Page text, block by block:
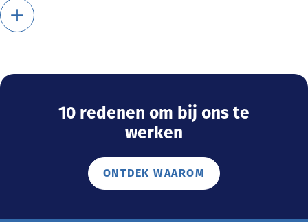
10 redenen om bij ons te
werken
ONTDEK WAAROM